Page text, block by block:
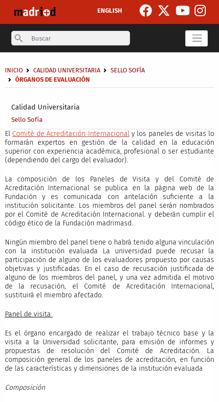
ENGLISH
Search
Calidad Universitaria
Sello Sofía
Breadcrumb
INICIO CALIDAD UNIVERSITARIA
SELLO SOFÍA
ÓRGANOS DE EVALUACIÓN
El Comité de Acreditación Internacionaly los paneles de visitas lo
formarán expertos en gestión de la calidad en la educación
superior con experiencia académica, profesional o ser estudiante
(dependiendo del cargo del evaluador).
La composición de los Paneles de Visita y del Comité de
Acreditación Internacional se publica en la página web de la
Fundación y es comunicada con antelación suficiente a la
institución solicitante. Los miembros del panel serán nombrados
por el Comité de Acreditación Internacional. y deberán cumplir el
código ético de la Fundación madrimasd.
Ningún miembro del panel tiene o habrá tenido alguna vinculación
con la institución evaluada La universidad puede recusar la
participación de alguno de los evaluadores propuesto por causas
objetivas y justificadas. En el caso de recusación justificada de
alguno de los miembros del panel, y una vez admitida el motivo
de la recusación, el Comité de Acreditación Internacional,
sustituirá el miembro afectado.
Panel de visita
Es el órgano encargado de realizar el trabajo técnico base y la
visita a la Universidad solicitante, para emisión de informes y
propuestas de resolución del Comité de Acreditación. La
composición general de los paneles de acreditación, en función
de las características y dimensiones de la institución evaluada
Composición